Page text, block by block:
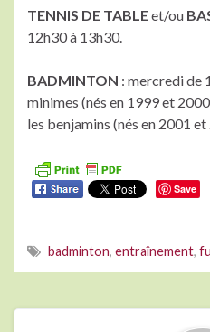
TENNIS DE TABLEet/ou
12h30 à 13h30.
BADMINTON : mercredi de
minimes (nés en 1999 et
les benjamins (nés en 2001
Save
badminton, entraînement,